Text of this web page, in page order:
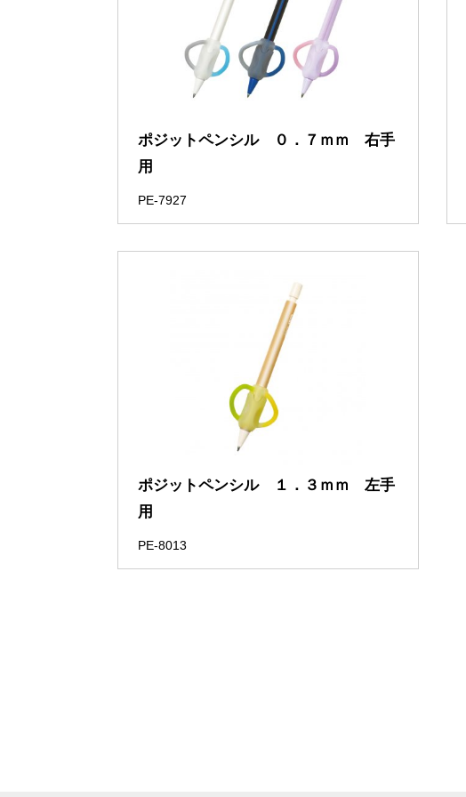
ポジットペンシル ０．７ｍｍ 右手
用
PE-7927
ポジットペンシル １．３ｍｍ 左手
用
PE-8013